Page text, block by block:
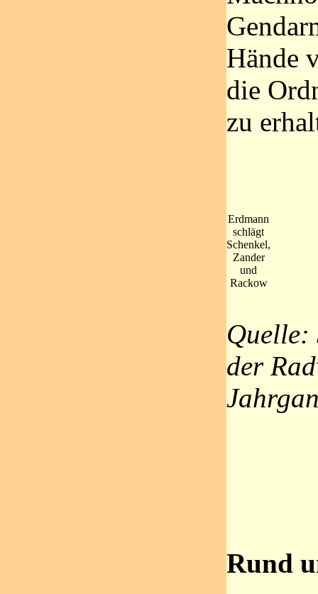
Hände
die
zu
Erdmann
schlägt
Schenkel,
Zander
und
Rackow
Quelle:
der
Rund